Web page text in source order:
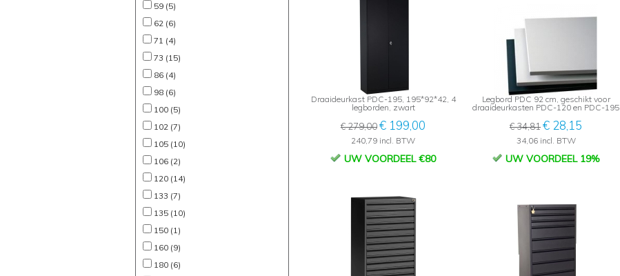
59 (5)
62 (6)
71 (4)
73 (15)
86 (4)
98 (6)
100 (5)
102 (7)
105 (10)
106 (2)
120 (14)
133 (7)
135 (10)
150 (1)
160 (9)
180 (6)
Draaideurkast PDC-195, 195*92*42, 4
legborden, zwart
€ 279,00€ 199,00
240,79 incl. BTW
UW VOORDEEL €80
Legbord PDC 92 cm, geschikt voor
draaideurkasten PDC-120 en PDC-195
€ 34,81€ 28,15
34,06 incl. BTW
UW VOORDEEL 19%